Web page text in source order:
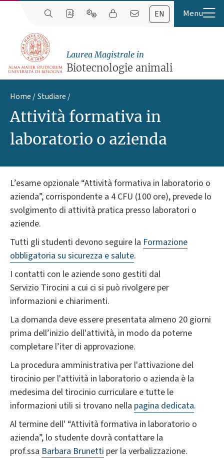
EN
Laurea Magistrale in
Biotecnologie animali
Home Studiare
Attività formativa in
laboratorio o azienda
L’esame opzionale “Attività formativa in laboratorio o
azienda”, corrispondente a 4 CFU (100 ore), prevede lo
svolgimento di attività pratica presso laboratori o
aziende.
Tutti gli studenti devono seguire la Formazione
obbligatoria su sicurezza e salute.
I contatti con le aziende sono gestiti dal
Servizio Tirocini a cui ci si può rivolgere per
informazioni e chiarimenti.
La domanda deve essere presentata almeno 20 giorni
prima dell’inizio dell'attività, in modo da poterne
completare l’iter di approvazione.
La procedura amministrativa per l'attivazione del
tirocinio per l'attività in laboratorio o azienda è la
medesima del tirocinio curriculare​ e tutte le
informazioni utili si trovano nella pagina dedicata.
Al termine dell' “Attività formativa in laboratorio o
azienda”, lo studente dovrà contattare la
prof.ssa Barbara Brunetti per la verbalizzazione.